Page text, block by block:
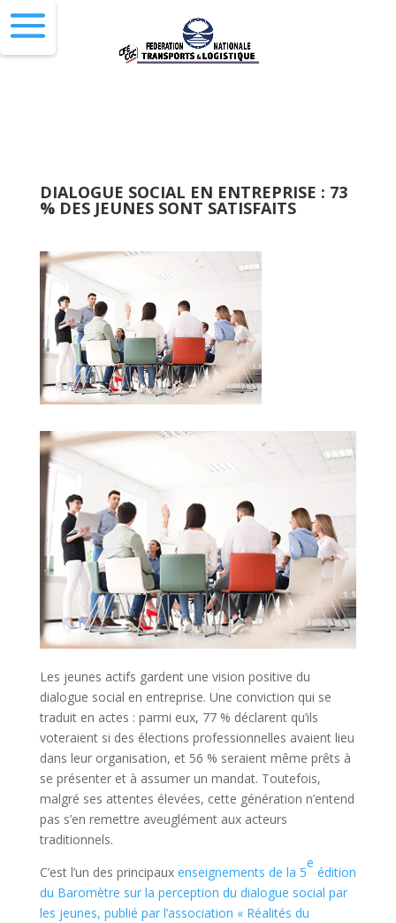
DIALOGUE SOCIAL EN ENTREPRISE : 73
% DES JEUNES SONT SATISFAITS
Les jeunes actifs gardent une vision positive du
dialogue social en entreprise. Une conviction qui se
traduit en actes : parmi eux, 77 % déclarent qu’ils
voteraient si des élections professionnelles avaient lieu
dans leur organisation, et 56 % seraient même prêts à
se présenter et à assumer un mandat. Toutefois,
malgré ses attentes élevées, cette génération n’entend
pas s’en remettre aveuglément aux acteurs
traditionnels.
C’est l’un des principaux enseignements de la 5
e
édition
du Baromètre sur la perception du dialogue social par
les jeunes, publié par l’association « Réalités du